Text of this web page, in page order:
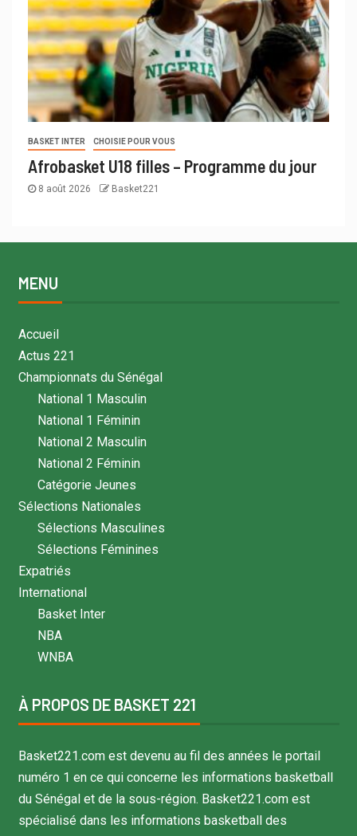
BASKET INTER CHOISIE POUR VOUS
Afrobasket U18 filles – Programme du jour
8 août 2026 Basket221
MENU
Accueil
Actus 221
Championnats du Sénégal
National 1 Masculin
National 1 Féminin
National 2 Masculin
National 2 Féminin
Catégorie Jeunes
Sélections Nationales
Sélections Masculines
Sélections Féminines
Expatriés
International
Basket Inter
NBA
WNBA
À PROPOS DE BASKET 221
Basket221.com est devenu au fil des années le portail
numéro 1 en ce qui concerne les informations basketball
du Sénégal et de la sous-région. Basket221.com est
spécialisé dans les informations basketball des